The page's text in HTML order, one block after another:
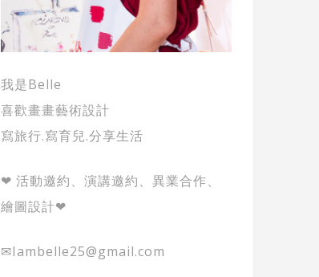
我是Belle
喜歡畫畫藝術設計
寫旅行.寫育兒.分享生活
❤ 活動邀約、演講邀約、異業合作、
繪圖設計❤
✉Iambelle25@gmail.com